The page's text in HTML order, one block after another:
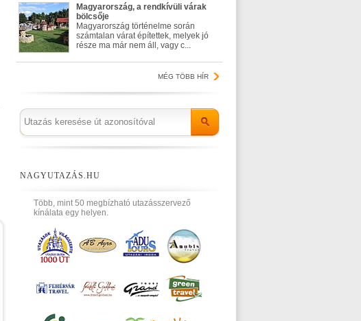
Magyarország, a rendkívüli várak
bölcsője
Magyarország történelme során
számtalan várat építettek, melyek jó
része ma már nem áll, vagy c...
MÉG TÖBB HÍR
NAGYUTAZÁS.HU
Több, mint 50 megbízható utazásszervező
kínálata egy helyen.